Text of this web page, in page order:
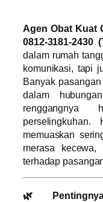
Agen Obat Kuat
0812-3181-2430
dalam rumah
komunikasi, tapi
Banyak
dalam
renggangnya
memuaskan
merasa
terhadap
🌿